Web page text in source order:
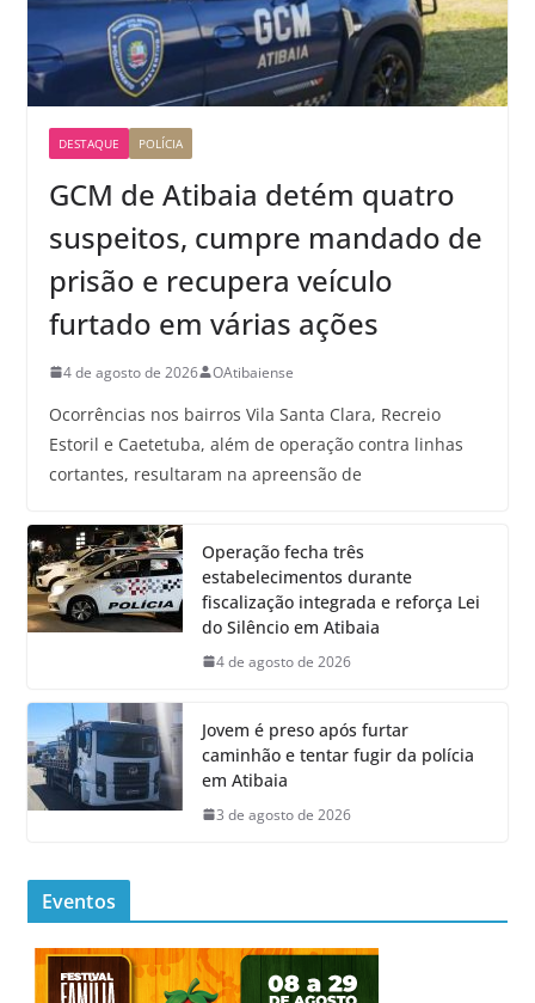
DESTAQUE POLÍCIA
GCM de Atibaia detém quatro
suspeitos, cumpre mandado de
prisão e recupera veículo
furtado em várias ações
4 de agosto de 2026 OAtibaiense
Ocorrências nos bairros Vila Santa Clara, Recreio
Estoril e Caetetuba, além de operação contra linhas
cortantes, resultaram na apreensão de
Operação fecha três
estabelecimentos durante
fiscalização integrada e reforça Lei
do Silêncio em Atibaia
4 de agosto de 2026
Jovem é preso após furtar
caminhão e tentar fugir da polícia
em Atibaia
3 de agosto de 2026
Eventos